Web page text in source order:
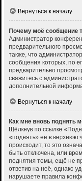
Вернуться к началу
Почему моё сообщение
Администратор
предварительного
также, что
сообщения которых, по
предварительно
свяжитесь с
дополнительной
Вернуться к началу
Как мне вновь поднять
Щёлкнув по ссылке
«поднять» её в верхнюю
происходит, то это
быть отключена, или
поднятия темы, ещё не
ответив на неё, однако
нарушаете правила